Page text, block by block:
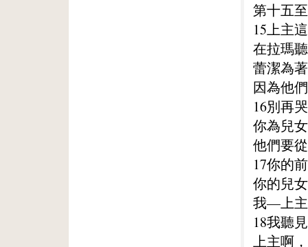
第十五
15上主
在拉瑪
蕾潔為
因為他
16別再
你為兒
他們要
17你的
你的兒
我—上
18我聽
上主啊